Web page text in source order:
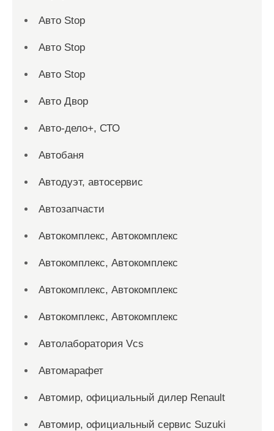
Авто Stop
Авто Stop
Авто Stop
Авто Двор
Авто-дело+, СТО
Автобаня
Автодуэт, автосервис
Автозапчасти
Автокомплекс, Автокомплекс
Автокомплекс, Автокомплекс
Автокомплекс, Автокомплекс
Автокомплекс, Автокомплекс
Автолаборатория Vcs
Автомарафет
Автомир, официальный дилер Renault
Автомир, официальный сервис Suzuki